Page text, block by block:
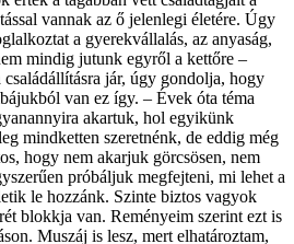
vannak az ő jelenlegi életére. Úgy
a gyerekvállalás, az anyaság,
mindig jutunk egyről a kettőre –
jár, úgy gondolja, hogy
van ez így. – Évek óta téma
akartuk, hol egyikünk
mindketten szeretnénk, de eddig még
hogy nem akarjuk görcsösen, nem
próbáljuk megfejteni, mi lehet a
le hozzánk. Szinte biztos vagyok
blokkja van. Reményeim szerint ezt is
Muszáj is lesz, mert elhatároztam,